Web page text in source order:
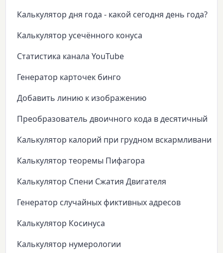
Калькулятор дня года - какой сегодня день года?
Калькулятор усечённого конуса
Статистика канала YouTube
Генератор карточек бинго
Добавить линию к изображению
Преобразователь двоичного кода в десятичный
Калькулятор калорий при грудном вскармливании
Калькулятор теоремы Пифагора
Калькулятор Спени Сжатия Двигателя
Генератор случайных фиктивных адресов
Калькулятор Косинуса
Калькулятор нумерологии